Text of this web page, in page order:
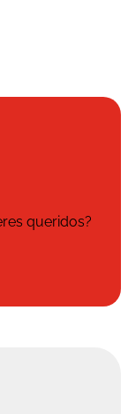
queridos?